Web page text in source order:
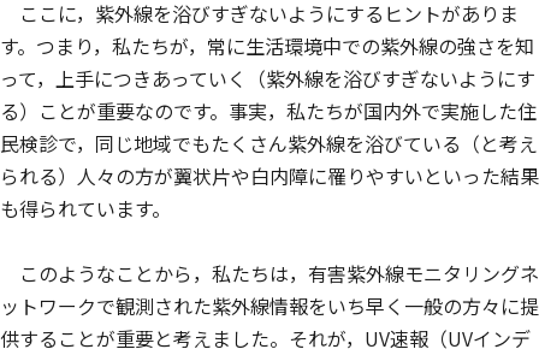
ここに，紫外線を浴びすぎないようにするヒントがありま
す。つまり，私たちが，常に生活環境中での紫外線の強さを知
って，上手につきあっていく（紫外線を浴びすぎないようにす
る）ことが重要なのです。事実，私たちが国内外で実施した住
民検診で，同じ地域でもたくさん紫外線を浴びている（と考え
られる）人々の方が翼状片や白内障に罹りやすいといった結果
も得られています。
このようなことから，私たちは，有害紫外線モニタリングネ
ットワークで観測された紫外線情報をいち早く一般の方々に提
供することが重要と考えました。それが，UV速報（UVインデ